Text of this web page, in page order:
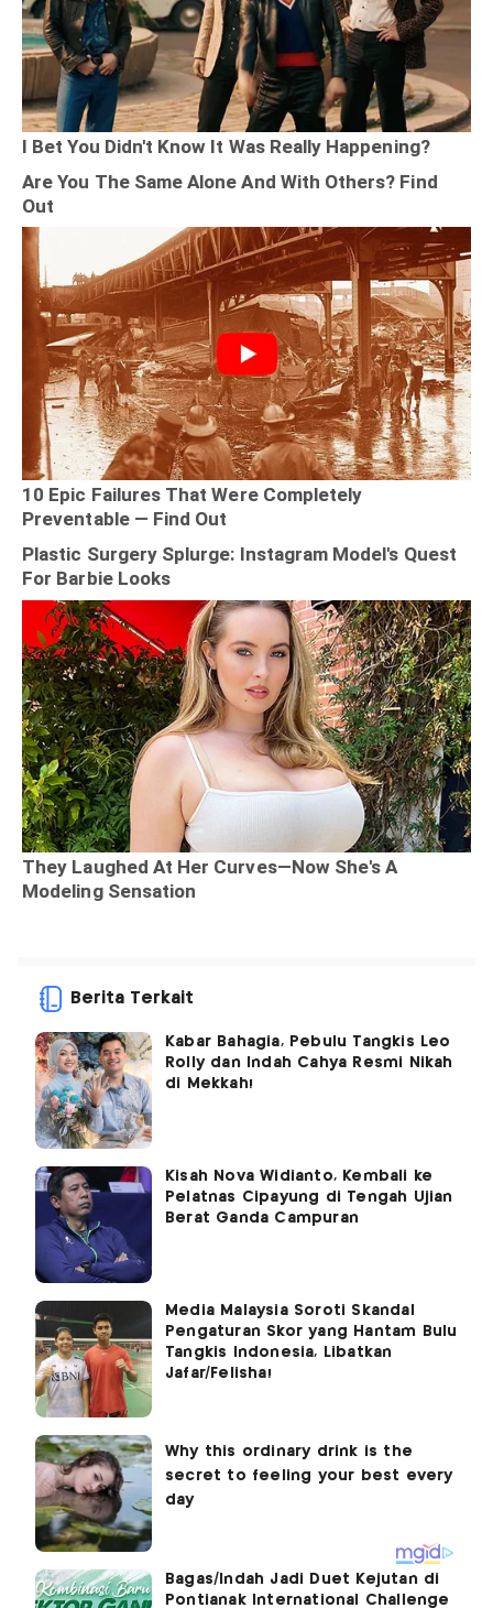
Berita Terkait
Kabar Bahagia, Pebulu Tangkis Leo
Rolly dan Indah Cahya Resmi Nikah
di Mekkah!
Kisah Nova Widianto, Kembali ke
Pelatnas Cipayung di Tengah Ujian
Berat Ganda Campuran
Media Malaysia Soroti Skandal
Pengaturan Skor yang Hantam Bulu
Tangkis Indonesia, Libatkan
Jafar/Felisha!
Bagas/Indah Jadi Duet Kejutan di
Pontianak International Challenge